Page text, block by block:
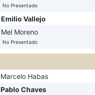
No Presentado
Emilio Vallejo
Mel Moreno
No Presentado
Marcelo Habas
Pablo Chaves